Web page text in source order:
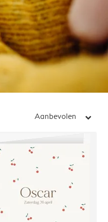
Aanbevolen arrow_right